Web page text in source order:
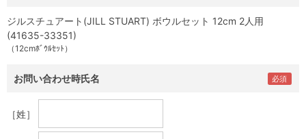
ジルスチュアート(JILL STUART) ボウルセット 12cm 2人用
(41635-33351)
（12cmﾎﾞｳﾙｾｯﾄ）
お問い合わせ時氏名
［姓］